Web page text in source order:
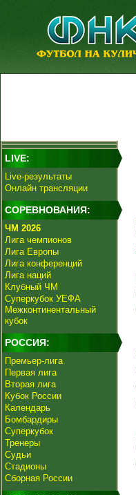
LIVE:
Live-результаты
Онлайн трансляции
СОРЕВНОВАНИЯ:
ЧМ 2026
Лига чемпионов
Лига Европы
Лига конференций
Лига наций
Клубный ЧМ
Суперкубок УЕФА
Межконтинентальный
кубок
РОССИЯ:
Премьер-лига
Первая лига
Вторая лига
Кубок России
Календарь
Бомбардиры
Суперкубок
Тренеры
Судьи
Стадионы
Сборная России